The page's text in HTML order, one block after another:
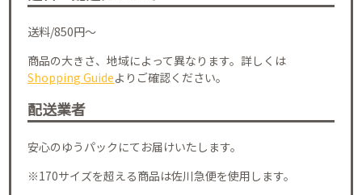
送料/850円～
商品の大きさ、地域によって異なります。詳しくは
Shopping Guideよりご確認ください。
配送業者
安心のゆうパックにてお届けいたします。
※170サイズを超える商品は佐川急便を使用します。